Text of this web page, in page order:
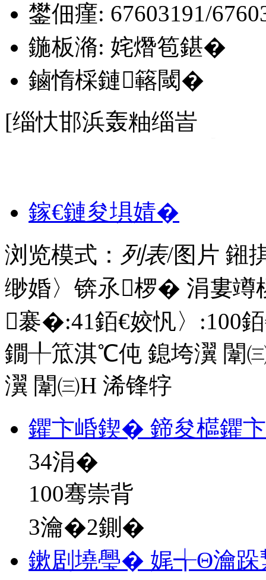
鐢佃瘽: 67603191/
鍦板潃: 姹熸笣鍖�
鏀惰棌鏈簵閾�
[缁忕邯浜轰粙缁峕
鎵€鏈夋埧婧�
浏览模式： 列表/图片 鎺
缈婚〉锛氶椤� 涓婁
褰�:41銆€姣忛〉:100
鐗╀笟淇℃伅 鎴垮瀷 闈
瀷 闈㈢Н 浠锋牸
鑺卞崏鍥� 鍗夋櫙鑺
34涓�
100骞崇背
3瀹�2鍘�
鏉剧墝璺� 娓╅Θ瀹跺